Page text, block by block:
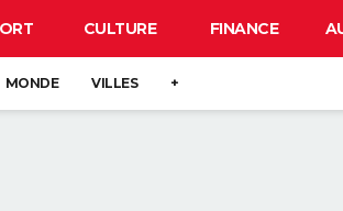
CULTURE FINANCE
MONDE VILLES +